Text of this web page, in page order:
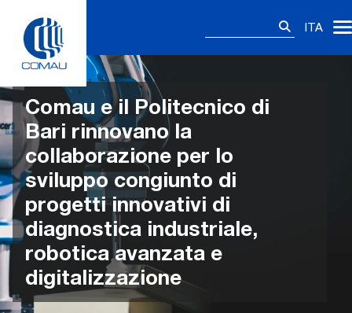
content
ITA
Comau e il Politecnico di
Bari rinnovano la
collaborazione per lo
sviluppo congiunto di
progetti innovativi di
diagnostica industriale,
robotica avanzata e
digitalizzazione